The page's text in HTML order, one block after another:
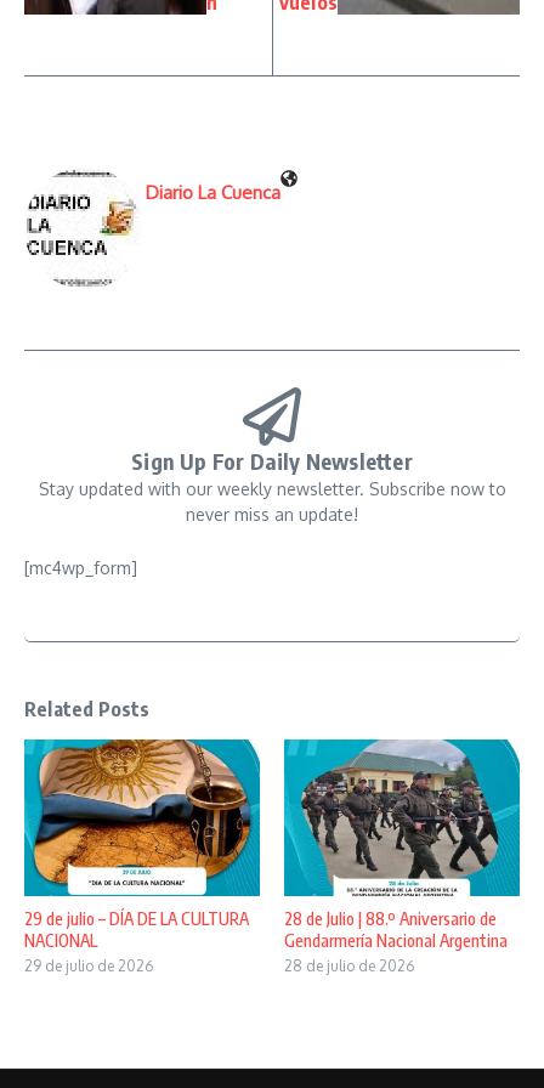
Diario La Cuenca
Sign Up For Daily Newsletter
Stay updated with our weekly newsletter. Subscribe now to
never miss an update!
[mc4wp_form]
Related Posts
29 de julio – DÍA DE LA CULTURA
NACIONAL
29 de julio de 2026
28 de Julio | 88.º Aniversario de
Gendarmería Nacional Argentina
28 de julio de 2026